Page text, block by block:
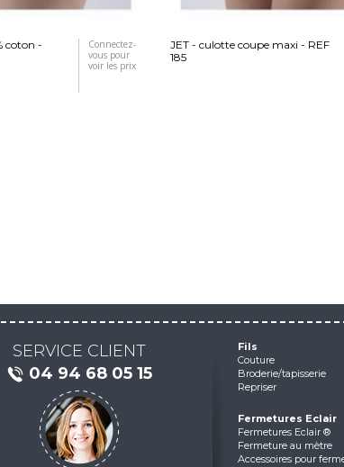
coton -
Connectez-
vous pour
voir les prix
JET - culotte coupe maxi - REF
185
SERVICE CLIENT
04 94 68 05 15
Fils
Couture
Broderie/tapisserie
Repriser
Fermetures Eclair
Fermetures Eclair ®
Fermeture au mètre
Accessoires pour